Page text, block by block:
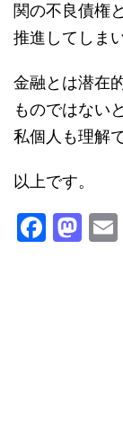
関の不良債権
推進してしま
金融とは潜在
ものではない
私個人も理解
以上です。
F
M